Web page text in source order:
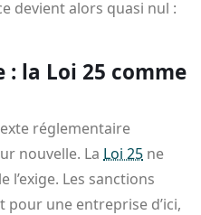
devient alors quasi nul :
: la Loi 25 comme
réglementaire
nouvelle. La Loi 25 ne
l’exige. Les sanctions
une entreprise d’ici,